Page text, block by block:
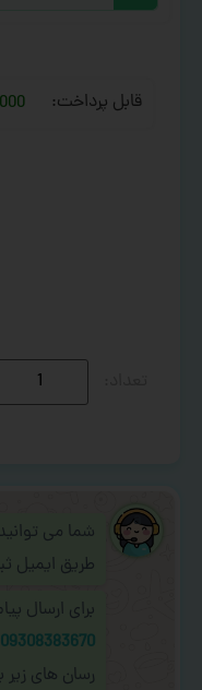
قابل پرداخت:
شما می
طریق ایمیل
برای ارسال
09308383670
رسان های زیر